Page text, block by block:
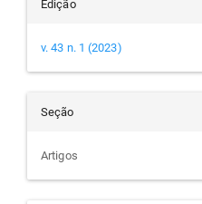
Edição
v. 43 n. 1 (2023)
Seção
Artigos